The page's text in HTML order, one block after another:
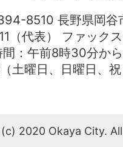
8510 長野県岡谷
（代表） ファッ
間：午前8時30分か
土曜日、日曜日、
2020 Okaya City.